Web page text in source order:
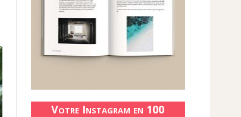
Votre Instagram en 100